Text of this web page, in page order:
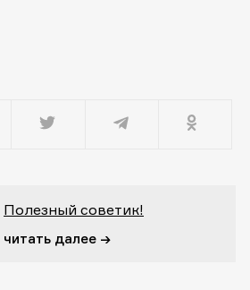
Полезный советик!
читать далее →